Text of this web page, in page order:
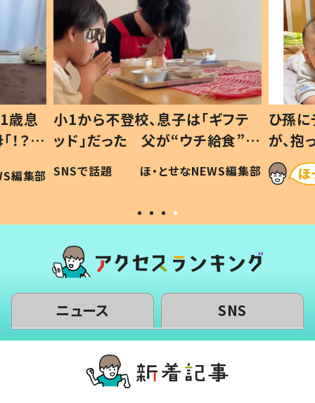
歳息
？」
編集部
小1から不登校、息子は「ギフテ
ッド」だった 父が“ウチ給食”を
作り続ける理由とは #令和の親
#令和の子
SNSで話題 ほ・とせなNEWS編集部
ひ孫
が、
「涙が
い」
ニュース SNS